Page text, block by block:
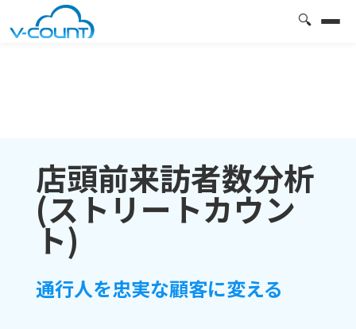
🔍
店頭前来訪者数分析
(ストリートカウン
ト)
通行人を忠実な顧客に変える